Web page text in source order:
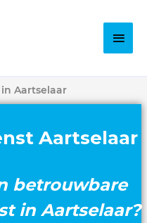
Aartselaar
Aartselaar
betrouwbare
in Aartselaar?